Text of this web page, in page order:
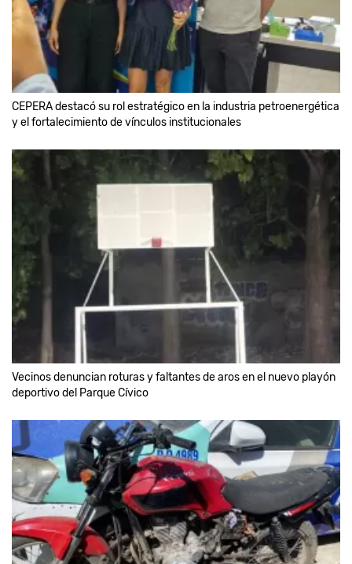
CEPERA destacó su rol estratégico en la industria petroenergética
y el fortalecimiento de vínculos institucionales
Vecinos denuncian roturas y faltantes de aros en el nuevo playón
deportivo del Parque Cívico